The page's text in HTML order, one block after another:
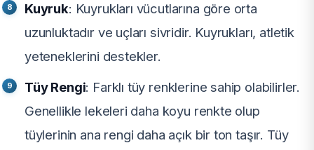
Kuyruk: Kuyrukları vücutlarına göre orta
uzunluktadır ve uçları sivridir. Kuyrukları, atletik
yeteneklerini destekler.
Tüy Rengi: Farklı tüy renklerine sahip olabilirler.
Genellikle lekeleri daha koyu renkte olup
tüylerinin ana rengi daha açık bir ton taşır. Tüy